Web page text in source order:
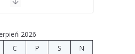
Podwyżka mimo
04.08.2026
2026
C P S
N